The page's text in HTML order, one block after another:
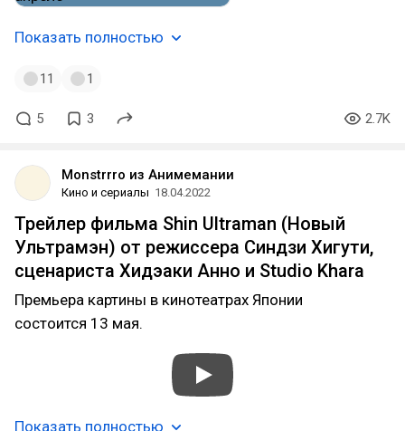
Показать полностью
11 1
5 3 2.7K
Monstrrro из Анимемании
Кино и сериалы 18.04.2022
Трейлер фильма Shin Ultraman (Новый
Ультрамэн) от режиссера Синдзи Хигути,
сценариста Хидэаки Анно и Studio Khara
Премьера картины в кинотеатрах Японии
состоится 13 мая.
Показать полностью